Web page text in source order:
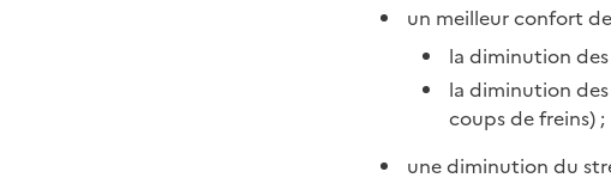
un meilleur confort
la diminution
la diminution
coups de freins) ;
une diminution du